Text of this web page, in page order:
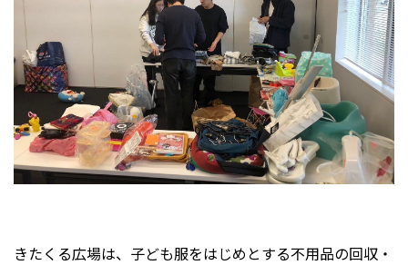
きたくる広場は、子ども服をはじめとする不用品の回収・